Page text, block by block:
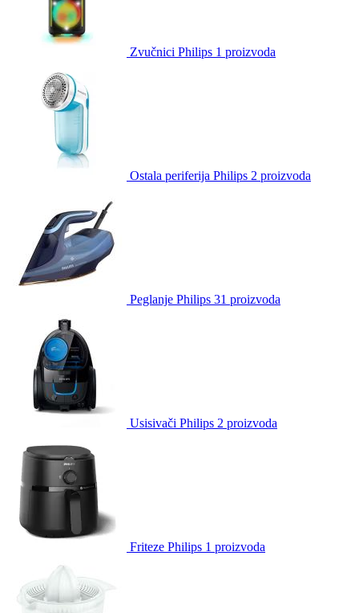
Zvučnici Philips 1 proizvoda
Ostala periferija Philips 2 proizvoda
Peglanje Philips 31 proizvoda
Usisivači Philips 2 proizvoda
Friteze Philips 1 proizvoda